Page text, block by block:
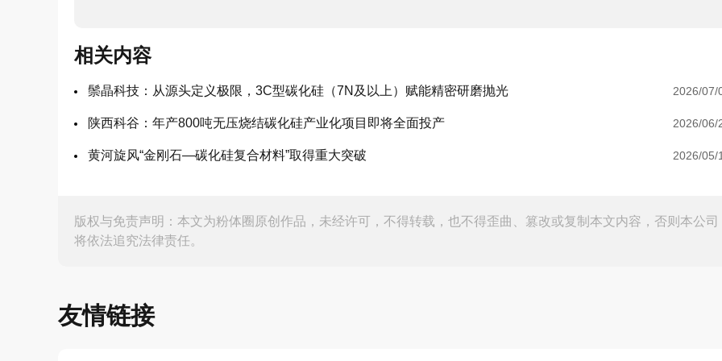
相关内容
鬃晶科技：从源头定义极限，3C型碳化硅（7N及以上）赋能精密研磨抛光 2026/07/
陕西科谷：年产800吨无压烧结碳化硅产业化项目即将全面投产 2026/06/
黄河旋风“金刚石—碳化硅复合材料”取得重大突破 2026/05/
版权与免责声明：本文为粉体圈原创作品，未经许可，不得转载，也不得歪曲、篡改或复制本文内容，否则本公司
将依法追究法律责任。
友情链接